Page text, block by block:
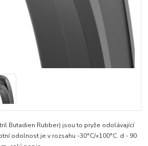
Butadien Rubber) jsou to pryže odolávající
odolnost je v rozsahu -30°C/+100°C. d - 90